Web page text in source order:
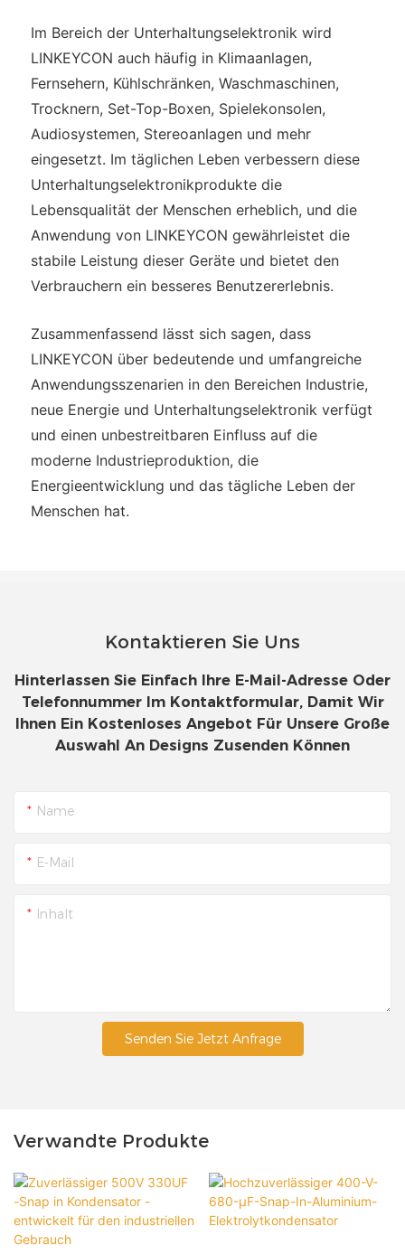
Im Bereich der Unterhaltungselektronik wird
LINKEYCON auch häufig in Klimaanlagen,
Fernsehern, Kühlschränken, Waschmaschinen,
Trocknern, Set-Top-Boxen, Spielekonsolen,
Audiosystemen, Stereoanlagen und mehr
eingesetzt. Im täglichen Leben verbessern diese
Unterhaltungselektronikprodukte die
Lebensqualität der Menschen erheblich, und die
Anwendung von LINKEYCON gewährleistet die
stabile Leistung dieser Geräte und bietet den
Verbrauchern ein besseres Benutzererlebnis.
Zusammenfassend lässt sich sagen, dass
LINKEYCON über bedeutende und umfangreiche
Anwendungsszenarien in den Bereichen Industrie,
neue Energie und Unterhaltungselektronik verfügt
und einen unbestreitbaren Einfluss auf die
moderne Industrieproduktion, die
Energieentwicklung und das tägliche Leben der
Menschen hat.
Kontaktieren Sie Uns
Hinterlassen Sie Einfach Ihre E-Mail-Adresse Oder
Telefonnummer Im Kontaktformular, Damit Wir
Ihnen Ein Kostenloses Angebot Für Unsere Große
Auswahl An Designs Zusenden Können
Name
E-Mail
Inhalt
Senden Sie Jetzt Anfrage
Verwandte Produkte